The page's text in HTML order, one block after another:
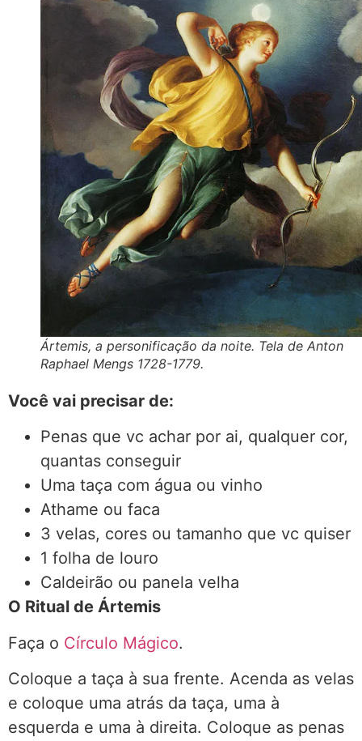
Ártemis, a personificação da noite. Tela de Anton
Raphael Mengs 1728-1779.
Você vai precisar de:
Penas que vc achar por ai, qualquer cor,
quantas conseguir
Uma taça com água ou vinho
Athame ou faca
3 velas, cores ou tamanho que vc quiser
1 folha de louro
Caldeirão ou panela velha
O Ritual de Ártemis
Faça o Círculo Mágico.
Coloque a taça à sua frente. Acenda as velas
e coloque uma atrás da taça, uma à
esquerda e uma à direita. Coloque as penas